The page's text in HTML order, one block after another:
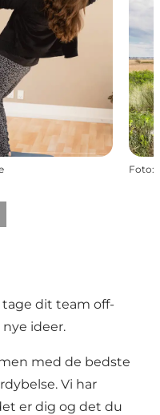
Foto:
tage dit team off-
ideer.
med de bedste
Vi har
er dig og det du